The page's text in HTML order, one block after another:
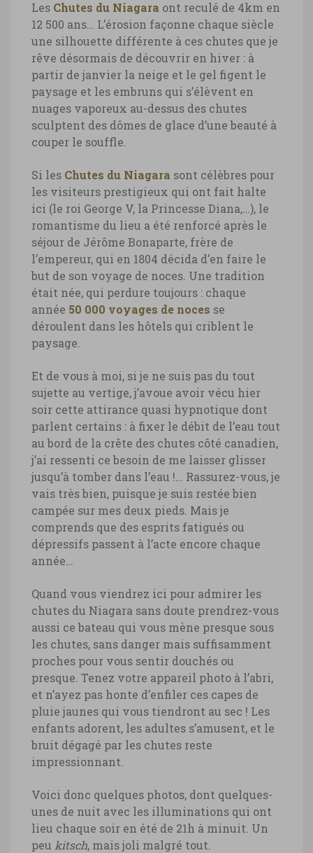
Chutes du Niagara, illuminations de
nuit
Chutes du Niagara, illuminations de nuit
© Marie-Ange Ostré
Les Chutes du Niagara ont reculé de 4km en
12 500 ans… L’érosion façonne chaque siècle
une silhouette différente à ces chutes que je
rêve désormais de découvrir en hiver : à
partir de janvier la neige et le gel figent le
paysage et les embruns qui s’élèvent en
nuages vaporeux au-dessus des chutes
sculptent des dômes de glace d’une beauté à
couper le souffle.
Si les Chutes du Niagara sont célèbres pour
les visiteurs prestigieux qui ont fait halte
ici (le roi George V, la Princesse Diana,…), le
romantisme du lieu a été renforcé après le
séjour de Jérôme Bonaparte, frère de
l’empereur, qui en 1804 décida d’en faire le
but de son voyage de noces. Une tradition
était née, qui perdure toujours : chaque
année 50 000 voyages de noces se
déroulent dans les hôtels qui criblent le
paysage.
Et de vous à moi, si je ne suis pas du tout
sujette au vertige, j’avoue avoir vécu hier
soir cette attirance quasi hypnotique dont
parlent certains : à fixer le débit de l’eau tout
au bord de la crête des chutes côté canadien,
j’ai ressenti ce besoin de me laisser glisser
jusqu’à tomber dans l’eau !… Rassurez-vous, je
vais très bien, puisque je suis restée bien
campée sur mes deux pieds. Mais je
comprends que des esprits fatigués ou
dépressifs passent à l’acte encore chaque
année…
Quand vous viendrez ici pour admirer les
chutes du Niagara sans doute prendrez-vous
aussi ce bateau qui vous mène presque sous
les chutes, sans danger mais suffisamment
proches pour vous sentir douchés ou
presque. Tenez votre appareil photo à l’abri,
et n’ayez pas honte d’enfiler ces capes de
pluie jaunes qui vous tiendront au sec ! Les
enfants adorent, les adultes s’amusent, et le
bruit dégagé par les chutes reste
impressionnant.
Voici donc quelques photos, dont quelques-
unes de nuit avec les illuminations qui ont
lieu chaque soir en été de 21h à minuit. Un
peu kitsch, mais joli malgré tout.